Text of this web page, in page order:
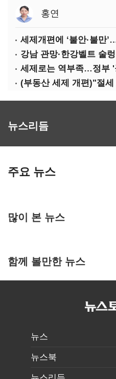
홍연
세제로는 역부족…정부 '
뉴스리듬
주요 뉴스
많이 본 뉴스
함께 볼만한 뉴스
뉴스
뉴스북